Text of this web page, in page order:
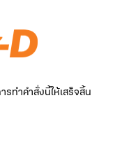
ทำคำสั่งนี้ให้เสร็จสิ้น